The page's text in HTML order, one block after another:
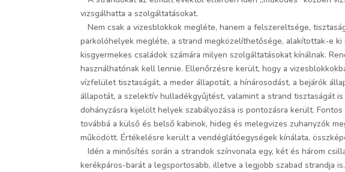
vizsgálhatta a szolgáltatásokat.
Nem csak a vizesblokkok megléte, hanem a felszereltsége,
parkolóhelyek megléte, a strand megközelíthetősége, alakítottak-e
kisgyermekes családok számára milyen szolgáltatásokat kínálnak.
használhatónak kell lennie. Ellenőrzésre került, hogy a
vízfelület tisztaságát, a meder állapotát, a hínárosodást, a bejárók
állapotát, a szelektív hulladékgyűjtést, valamint a strand tisztaságát
dohányzásra kijelölt helyek szabályozása is pontozásra került.
továbbá a külső és belső kabinok, hideg és melegvizes zuhanyzók
működött. Értékelésre került a vendéglátóegységek kínálata,
Idén a minősítés során a strandok színvonala egy, két és három
kerékpáros-barát a legsportosabb, illetve a legjobb szabad strandja is.